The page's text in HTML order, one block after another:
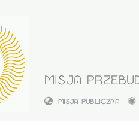
MISJA
MISJA PUBLICZNA